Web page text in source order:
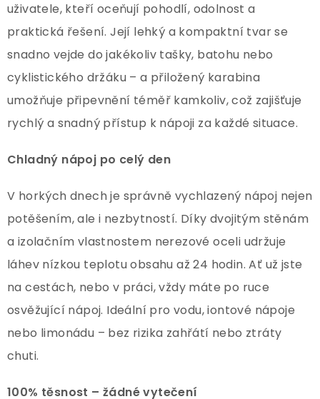
uživatele, kteří oceňují pohodlí, odolnost a
praktická řešení. Její lehký a kompaktní tvar se
snadno vejde do jakékoliv tašky, batohu nebo
cyklistického držáku – a přiložený karabina
umožňuje připevnění téměř kamkoliv, což zajišťuje
rychlý a snadný přístup k nápoji za každé situace.
Chladný nápoj po celý den
V horkých dnech je správně vychlazený nápoj nejen
potěšením, ale i nezbytností. Díky dvojitým stěnám
a izolačním vlastnostem nerezové oceli udržuje
láhev nízkou teplotu obsahu až 24 hodin. Ať už jste
na cestách, nebo v práci, vždy máte po ruce
osvěžující nápoj. Ideální pro vodu, iontové nápoje
nebo limonádu – bez rizika zahřátí nebo ztráty
chuti.
100% těsnost – žádné vytečení